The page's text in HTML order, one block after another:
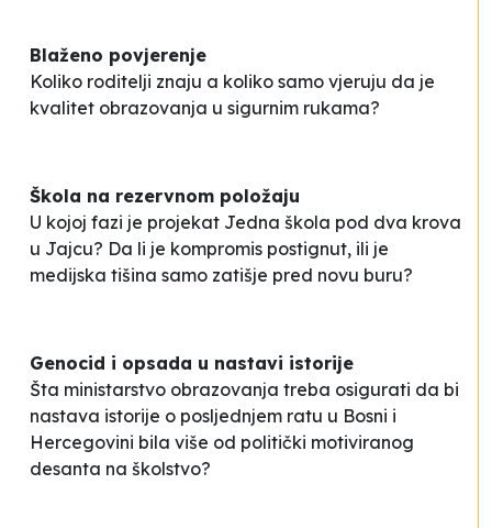
Blaženo povjerenje
Koliko roditelji znaju a koliko samo vjeruju da je
kvalitet obrazovanja u sigurnim rukama?
Škola na rezervnom položaju
U kojoj fazi je projekat Jedna škola pod dva krova
u Jajcu? Da li je kompromis postignut, ili je
medijska tišina samo zatišje pred novu buru?
Genocid i opsada u nastavi istorije
Šta ministarstvo obrazovanja treba osigurati da bi
nastava istorije o posljednjem ratu u Bosni i
Hercegovini bila više od politički motiviranog
desanta na školstvo?